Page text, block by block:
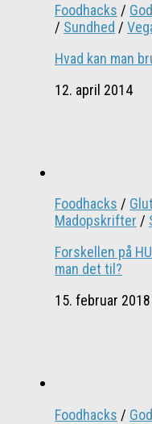
Foodhacks /
/ Sundhed /
Hvad kan man
12. april 2014
Foodhacks /
Madopskrifter /
Forskellen på
man det til?
15. februar 2018
Foodhacks /